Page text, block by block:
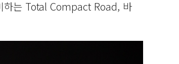
하는 Total Compact Road, 바